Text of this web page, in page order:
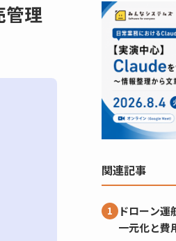
管理
関連記事
ドローン運
一元化と費